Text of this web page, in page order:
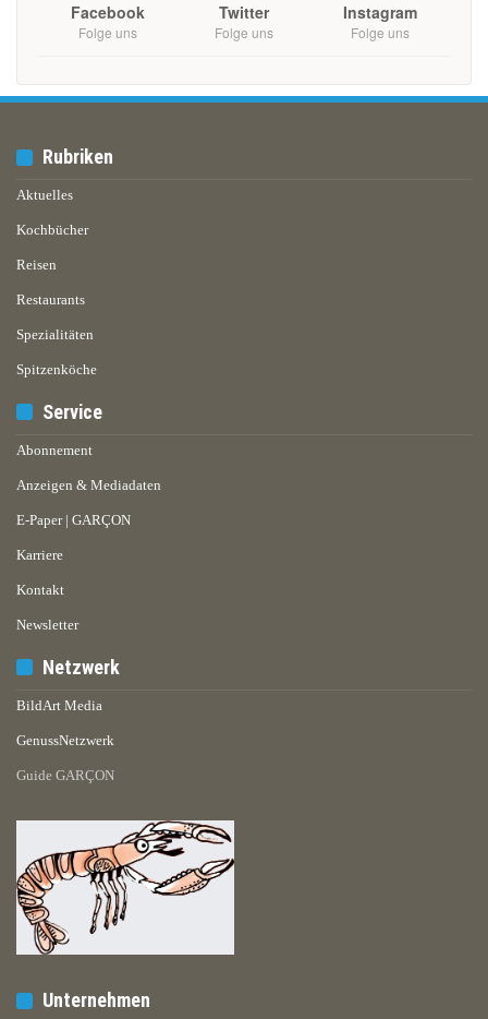
Facebook
Folge uns
Twitter
Folge uns
Instagram
Folge uns
Rubriken
Aktuelles
Kochbücher
Reisen
Restaurants
Spezialitäten
Spitzenköche
Service
Abonnement
Anzeigen & Mediadaten
E-Paper | GARÇON
Karriere
Kontakt
Newsletter
Netzwerk
BildArt Media
GenussNetzwerk
Guide GARÇON
Unternehmen